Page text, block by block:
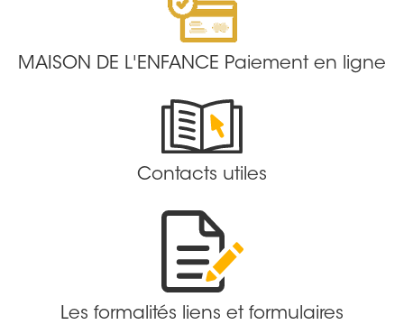
MAISON DE L'ENFANCE Paiement en ligne
Contacts utiles
Les formalités liens et formulaires